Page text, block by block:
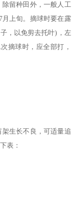
留种田外，一般人工
月上旬。摘球时要在露
，以免剪去托叶)，左
摘球时，应全部打，
生长不良，可适量追
表：